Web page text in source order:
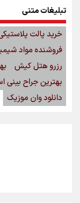
تبلیغات متنی
خرید پالت
فروشنده مواد
رزرو هتل کیش
بهترین جراح بینی
دانلود وان موزیک